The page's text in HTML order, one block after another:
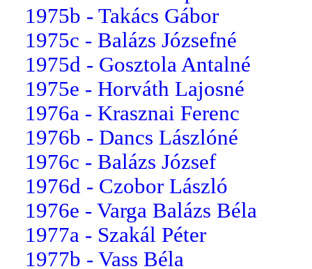
1975b - Takács Gábor
1975c - Balázs Józsefné
1975d - Gosztola Antalné
1975e - Horváth Lajosné
1976a - Krasznai Ferenc
1976b - Dancs Lászlóné
1976c - Balázs József
1976d - Czobor László
1976e - Varga Balázs Béla
1977a - Szakál Péter
1977b - Vass Béla